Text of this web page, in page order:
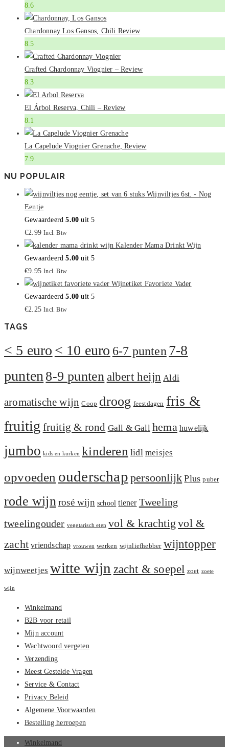
8.6
Chardonnay Los Gansos, Chili Review
8.5
Crafted Chardonnay Viognier – Review
8.3
El Árbol Reserva, Chili – Review
8.1
La Capelude Viognier Grenache, Review
7.9
NU POPULAIR
Wijnviltjes 6st. - Nog
Eentje
Gewaardeerd5.00 uit 5
€2.99 Incl. Btw
Kalender Mama Drinkt Wijn
Gewaardeerd5.00 uit 5
€9.95 Incl. Btw
Wijnetiket Favoriete Vader
Gewaardeerd5.00 uit 5
€2.25 Incl. Btw
TAGS
< 5 euro < 10 euro 6-7 punten7-8
punten8-9 puntenalbert heijn Aldi
aromatische wijn Coop droog feestdagen fris &
fruitig fruitig & rond Gall & Gall hema huwelijk
jumbo kids en kurken kinderen lidl meisjes
opvoeden ouderschap persoonlijk Plus puber
rode wijn rosé wijn school tiener Tweeling
tweelingouder vegetarisch eten vol & krachtig vol &
zacht vriendschap vrouwen werken wijnliefhebber wijntopper
wijnweetjes witte wijn zacht & soepel zoet zoete
wijn
Winkelmand
B2B voor retail
Mijn account
Wachtwoord vergeten
Verzending
Meest Gestelde Vragen
Service & Contact
Privacy Beleid
Algemene Voorwaarden
Bestelling herroepen
Winkelmand